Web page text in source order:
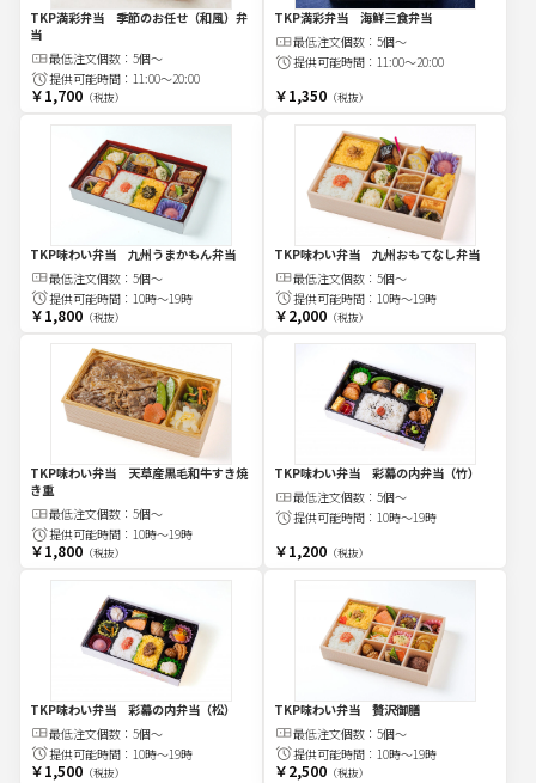
TKP満彩弁当 季節のお任せ（和風）弁
当
最低注文個数： 5個～
提供可能時間： 11:00～20:00
￥1,700（税抜）
TKP満彩弁当 海鮮三食弁当
最低注文個数： 5個～
提供可能時間： 11:00～20:00
￥1,350（税抜）
TKP味わい弁当 九州うまかもん弁当
最低注文個数： 5個～
提供可能時間： 10時～19時
￥1,800（税抜）
TKP味わい弁当 九州おもてなし弁当
最低注文個数： 5個～
提供可能時間： 10時～19時
￥2,000（税抜）
TKP味わい弁当 天草産黒毛和牛すき焼
き重
最低注文個数： 5個～
提供可能時間： 10時～19時
￥1,800（税抜）
TKP味わい弁当 彩幕の内弁当（竹）
最低注文個数： 5個～
提供可能時間： 10時～19時
￥1,200（税抜）
TKP味わい弁当 彩幕の内弁当（松）
最低注文個数： 5個～
提供可能時間： 10時～19時
￥1,500（税抜）
TKP味わい弁当 贅沢御膳
最低注文個数： 5個～
提供可能時間： 10時～19時
￥2,500（税抜）